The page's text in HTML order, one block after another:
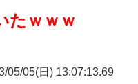
たｗｗｗ
05/05(日) 13:07:13.69